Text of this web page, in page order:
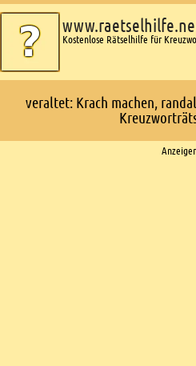
Kostenlose Rätselhilfe für
veraltet: Krach machen,